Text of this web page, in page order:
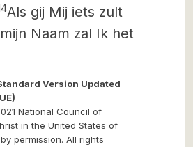
Als gij Mij iets zult
Naam zal Ik het
Version Updated
National Council of
in the United States of
permission. All rights